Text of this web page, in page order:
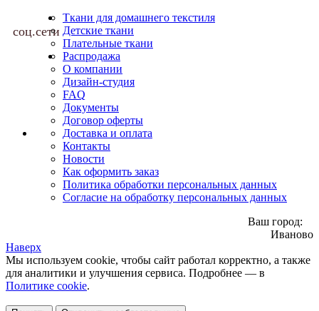
соц.сети
Ткани для домашнего текстиля
Детские ткани
Плательные ткани
Распродажа
О компании
Дизайн-студия
FAQ
Документы
Договор оферты
Доставка и оплата
Контакты
Новости
Как оформить заказ
Политика обработки персональных данных
Согласие на обработку персональных данных
Ваш город:
Иваново
Наверх
Мы используем cookie, чтобы сайт работал корректно, а также
для аналитики и улучшения сервиса. Подробнее — в
Политике cookie.